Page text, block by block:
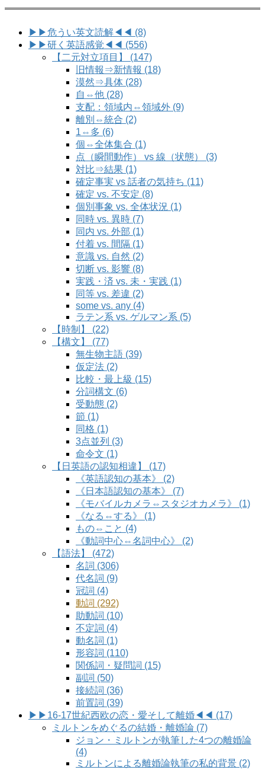
▶▶危うい英文読解◀◀ (8)
▶▶研く英語感覚◀◀ (556)
【二元対立項目】 (147)
旧情報⇒新情報 (18)
漠然⇒具体 (28)
自⇔他 (28)
支配：領域内⇔領域外 (9)
離別⇔統合 (2)
1⇔多 (6)
個⇔全体集合 (1)
点（瞬間動作） vs 線（状態） (3)
対比⇒結果 (1)
確定事実 vs 話者の気持ち (11)
確定 vs. 不安定 (8)
個別事象 vs. 全体状況 (1)
同時 vs. 異時 (7)
同内 vs. 外部 (1)
付着 vs. 間隔 (1)
意識 vs. 自然 (2)
切断 vs. 影響 (8)
実践・済 vs. 未・実践 (1)
同等 vs. 差違 (2)
some vs. any (4)
ラテン系 vs. ゲルマン系 (5)
【時制】 (22)
【構文】 (77)
無生物主語 (39)
仮定法 (2)
比較・最上級 (15)
分詞構文 (6)
受動態 (2)
節 (1)
同格 (1)
3点並列 (3)
命令文 (1)
【日英語の認知相違】 (17)
《英語認知の基本》 (2)
《日本語認知の基本》 (7)
《モバイルカメラ⇔スタジオカメラ》 (1)
《なる⇔する》 (1)
もの⇔こと (4)
《動詞中心⇔名詞中心》 (2)
【語法】 (472)
名詞 (306)
代名詞 (9)
冠詞 (4)
動詞 (292)
助動詞 (10)
不定詞 (4)
動名詞 (1)
形容詞 (110)
関係詞・疑問詞 (15)
副詞 (50)
接続詞 (36)
前置詞 (39)
▶▶16-17世紀西欧の恋・愛そして離婚◀◀ (17)
ミルトンをめぐるの結婚・離婚論 (7)
ジョン・ミルトンが執筆した4つの離婚論
(4)
ミルトンによる離婚論執筆の私的背景 (2)